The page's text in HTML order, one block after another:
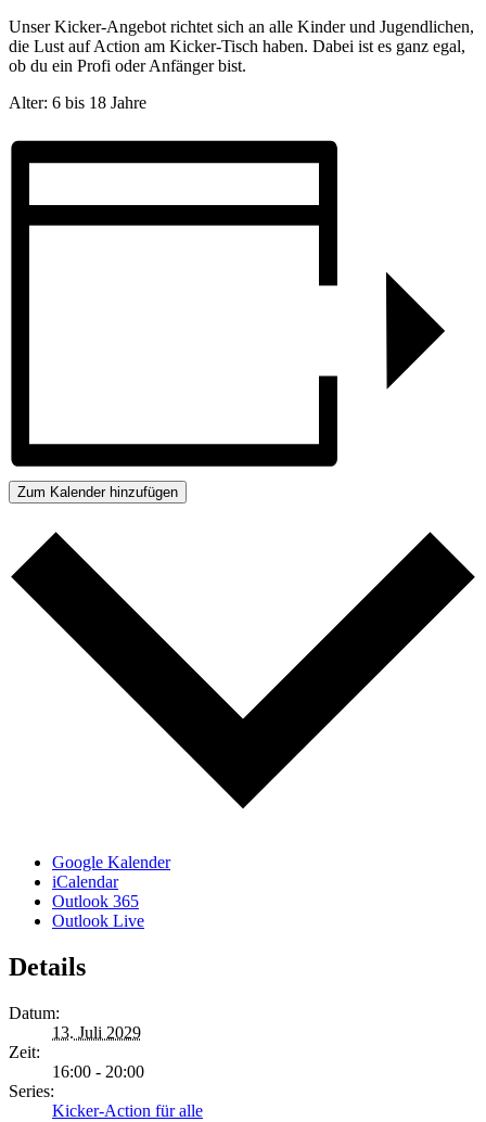
Unser Kicker-Angebot richtet sich an alle Kinder und Jugendlichen,
die Lust auf Action am Kicker-Tisch haben. Dabei ist es ganz egal,
ob du ein Profi oder Anfänger bist.
Alter: 6 bis 18 Jahre
Zum Kalender hinzufügen
Google Kalender
iCalendar
Outlook 365
Outlook Live
Details
Datum:
13. Juli 2029
Zeit:
16:00 - 20:00
Series:
Kicker-Action für alle